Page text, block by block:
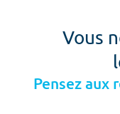
Vous
Pensez aux